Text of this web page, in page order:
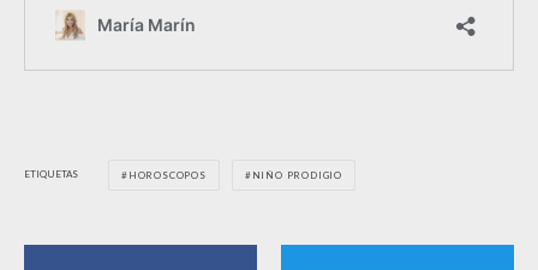
ETIQUETAS HOROSCOPOS NIÑO PRODIGIO